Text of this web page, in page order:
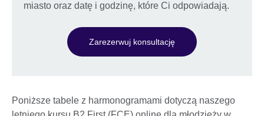
miasto oraz datę i godzinę, które Ci odpowiadają.
Zarezerwuj konsultację
Poniższe tabele z harmonogramami dotyczą naszego